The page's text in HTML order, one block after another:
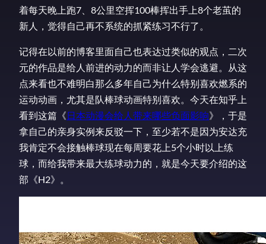
着每天晚上跑7、8公里空挥100棒挥出手上8个老茧的
新人，觉得自己再不系统的抓紧练习不行了。
记得在以前的博客里面自己也表达过类似的观点，二次
元的作品是给人前进的动力的而非让人学会逃避。从这
点来看也不难明白那么多年自己为什么特别喜欢燃系的
运动动画，尤其是队棒球动画特别喜欢。今天在知乎上
看到这篇《日本动漫会给人带来哪些负面影响》，于是
拿自己的亲身实例来反驳一下，至少若不是因为安达充
我肯定不会接触棒球现在每周要花上5个小时以上练
球，而给我带来最大练球动力的，就是今天要介绍的这
部《H2》。